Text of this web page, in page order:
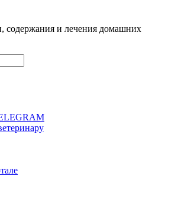
содержания и лечения домашних